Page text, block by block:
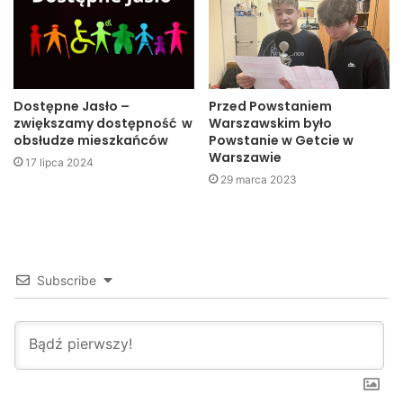
szkoła
Dostępne Jasło –
zwiększamy dostępność w
obsłudze mieszkańców
17 lipca 2024
Przed Powstaniem
Warszawskim było
Powstanie w Getcie w
Warszawie
29 marca 2023
Subscribe